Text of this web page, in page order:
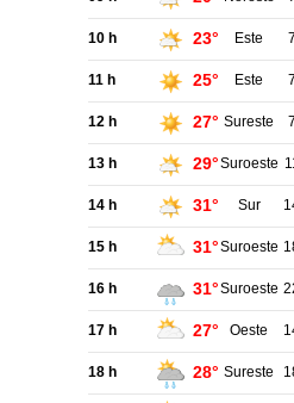
10 h 23° Este
11 h 25° Este
12 h 27° Sureste
13 h 29°Suroeste
14 h 31° Sur
15 h 31°Suroeste
16 h 31°Suroeste
17 h 27° Oeste
18 h 28° Sureste